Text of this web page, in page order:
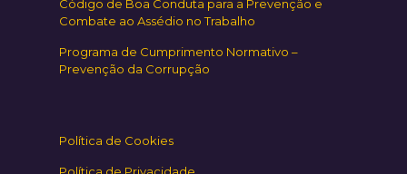
Código de Boa Conduta para a Prevenção e
Combate ao Assédio no Trabalho
Programa de Cumprimento Normativo –
Prevenção da Corrupção
Política de Cookies